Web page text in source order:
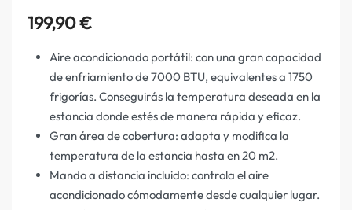
199,90€
Aire acondicionado portátil: con una gran capacidad
de enfriamiento de 7000 BTU, equivalentes a 1750
frigorías. Conseguirás la temperatura deseada en la
estancia donde estés de manera rápida y eficaz.
Gran área de cobertura: adapta y modifica la
temperatura de la estancia hasta en 20 m2.
Mando a distancia incluido: controla el aire
acondicionado cómodamente desde cualquier lugar.